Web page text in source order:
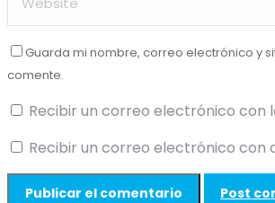
Guarda mi nombre, correo electrónico y
comente.
Recibir un correo electrónico con
Recibir un correo electrónico con
Post